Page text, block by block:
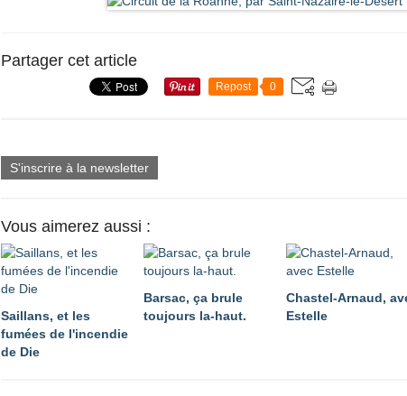
Partager cet article
Repost 0
S'inscrire à la newsletter
Vous aimerez aussi :
Saillans, et les
fumées de l'incendie
de Die
Barsac, ça brule
toujours la-haut.
Chastel-Arnaud,
Estelle